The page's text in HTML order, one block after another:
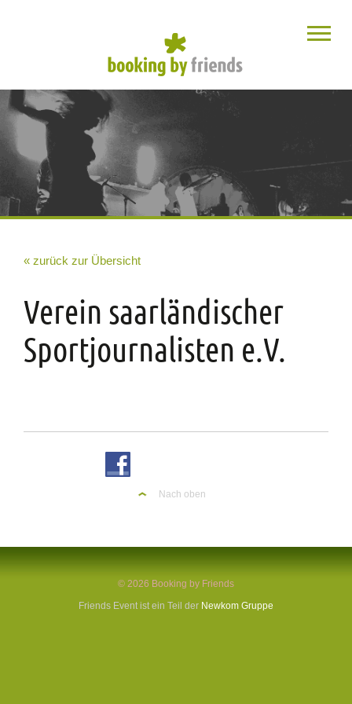
« zurück zur Übersicht
Verein saarländischer
Sportjournalisten e.V.
Nach oben
© 2026 Booking by Friends
Friends Event ist ein Teil der Newkom Gruppe